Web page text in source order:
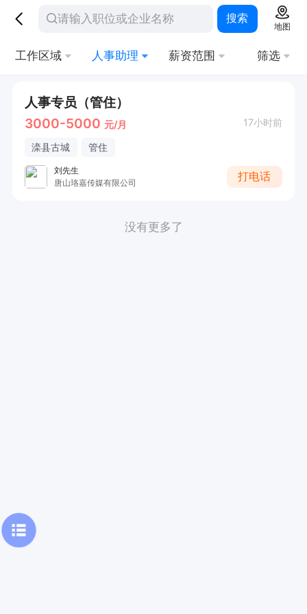
搜索
地图
工作区域 人事助理 薪资范围 筛选
人事专员（管住）
3000-5000 元/月 17小时前
滦县古城 管住
刘先生
唐山珞嘉传媒有限公司
打电话
没有更多了